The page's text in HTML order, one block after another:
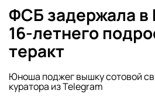
ФСБ задержала
16-летнего
теракт
Юноша поджег вышку сотовой
куратора из Telegram